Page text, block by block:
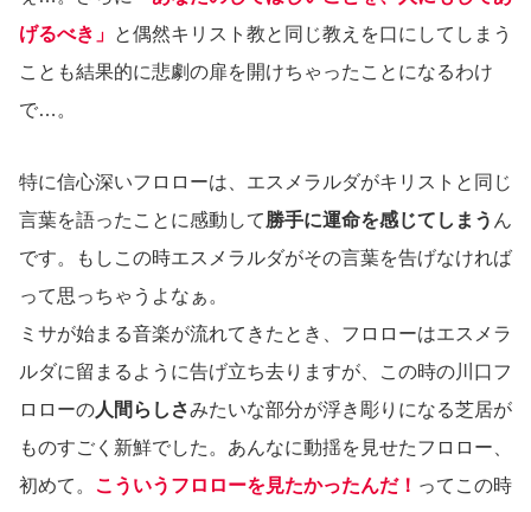
げるべき」 と偶然キリスト教と同じ教えを口にしてしまう
ことも結果的に悲劇の扉を開けちゃったことになるわけ
で…。
特に信心深いフロローは、エスメラルダがキリストと同じ
言葉を語ったことに感動して勝手に運命を感じてしまう ん
です。もしこの時エスメラルダがその言葉を告げなければ
って思っちゃうよなぁ。
ミサが始まる音楽が流れてきたとき、フロローはエスメラ
ルダに留まるように告げ立ち去りますが、この時の川口フ
ロローの人間らしさみたいな部分が浮き彫りになる芝居が
ものすごく新鮮でした。あんなに動揺を見せたフロロー、
初めて。 こういうフロローを見たかったんだ！ ってこの時